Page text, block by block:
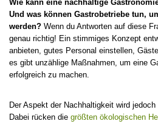
Wie kann eine nachhaltige
Und was können Gastrobetriebe tun,
werden? Wenn du Antworten auf diese
genau richtig! Ein stimmiges Konzept
anbieten, gutes Personal einstellen,
es gibt unzählige Maßnahmen, um eine
erfolgreich zu machen.
Der Aspekt der Nachhaltigkeit wird
Dabei rücken die größten ökologischen